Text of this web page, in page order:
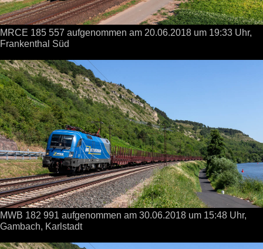
MRCE 185 557 aufgenommen am 20.06.2018 um 19:33 Uhr,
Frankenthal Süd
MWB 182 991 aufgenommen am 30.06.2018 um 15:48 Uhr,
Gambach, Karlstadt